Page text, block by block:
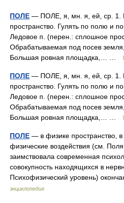
ПОЛЕ — ПОЛЕ, я, мн. я, ей, ср. 1.
пространство. Гулять по полю и
Ледовое п. (перен.: сплошное
Обрабатываемая под посев
Большая ровная площадка,… …
ПОЛЕ — ПОЛЕ, я, мн. я, ей, ср. 1.
пространство. Гулять по полю и
Ледовое п. (перен.: сплошное
Обрабатываемая под посев
Большая ровная площадка,… …
ПОЛЕ — в физике пространство,
физические воздействия (см.
заимствовала современная
совокупность находящихся в
Психофизический уровень)
энциклопедия